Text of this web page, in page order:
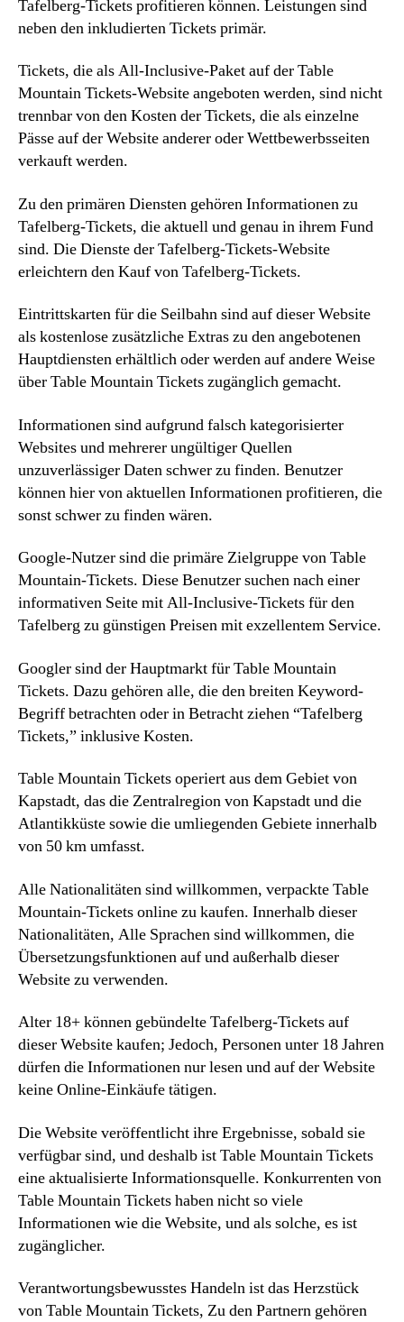
Tafelberg-Tickets profitieren können. Leistungen sind
neben den inkludierten Tickets primär.
Tickets, die als All-Inclusive-Paket auf der Table
Mountain Tickets-Website angeboten werden, sind nicht
trennbar von den Kosten der Tickets, die als einzelne
Pässe auf der Website anderer oder Wettbewerbsseiten
verkauft werden.
Zu den primären Diensten gehören Informationen zu
Tafelberg-Tickets, die aktuell und genau in ihrem Fund
sind. Die Dienste der Tafelberg-Tickets-Website
erleichtern den Kauf von Tafelberg-Tickets.
Eintrittskarten für die Seilbahn sind auf dieser Website
als kostenlose zusätzliche Extras zu den angebotenen
Hauptdiensten erhältlich oder werden auf andere Weise
über Table Mountain Tickets zugänglich gemacht.
Informationen sind aufgrund falsch kategorisierter
Websites und mehrerer ungültiger Quellen
unzuverlässiger Daten schwer zu finden. Benutzer
können hier von aktuellen Informationen profitieren, die
sonst schwer zu finden wären.
Google-Nutzer sind die primäre Zielgruppe von Table
Mountain-Tickets. Diese Benutzer suchen nach einer
informativen Seite mit All-Inclusive-Tickets für den
Tafelberg zu günstigen Preisen mit exzellentem Service.
Googler sind der Hauptmarkt für Table Mountain
Tickets. Dazu gehören alle, die den breiten Keyword-
Begriff betrachten oder in Betracht ziehen “Tafelberg
Tickets,” inklusive Kosten.
Table Mountain Tickets operiert aus dem Gebiet von
Kapstadt, das die Zentralregion von Kapstadt und die
Atlantikküste sowie die umliegenden Gebiete innerhalb
von 50 km umfasst.
Alle Nationalitäten sind willkommen, verpackte Table
Mountain-Tickets online zu kaufen. Innerhalb dieser
Nationalitäten, Alle Sprachen sind willkommen, die
Übersetzungsfunktionen auf und außerhalb dieser
Website zu verwenden.
Alter 18+ können gebündelte Tafelberg-Tickets auf
dieser Website kaufen; Jedoch, Personen unter 18 Jahren
dürfen die Informationen nur lesen und auf der Website
keine Online-Einkäufe tätigen.
Die Website veröffentlicht ihre Ergebnisse, sobald sie
verfügbar sind, und deshalb ist Table Mountain Tickets
eine aktualisierte Informationsquelle. Konkurrenten von
Table Mountain Tickets haben nicht so viele
Informationen wie die Website, und als solche, es ist
zugänglicher.
Verantwortungsbewusstes Handeln ist das Herzstück
von Table Mountain Tickets, Zu den Partnern gehören